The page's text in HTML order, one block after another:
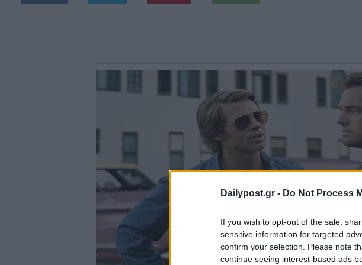
Dailypost.gr - Do Not Process
If you wish to opt-out of the sale,
sensitive information for targeted
confirm your selection. Please note
continue seeing interest-based ads